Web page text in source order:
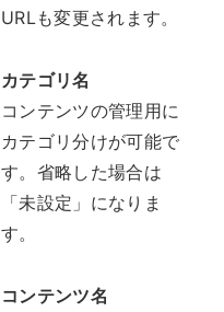
URLも変更されます。
カテゴリ名
コンテンツの管理用に
カテゴリ分けが可能で
す。省略した場合は
「未設定」になりま
す。
コンテンツ名